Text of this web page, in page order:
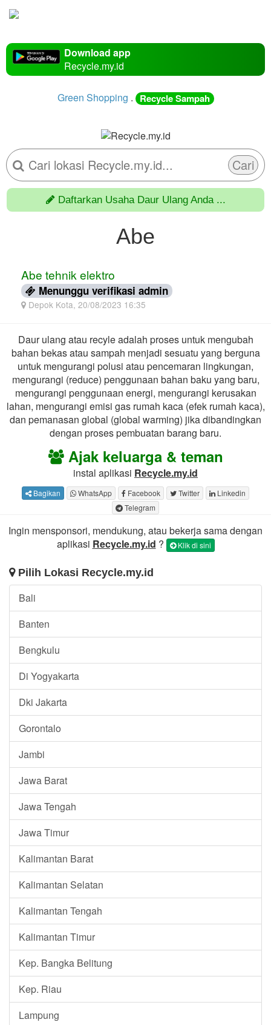
Download app
Recycle.my.id
Green Shopping . Recycle Sampah
Cari
Daftarkan Usaha Daur Ulang Anda ...
Abe
Abe tehnik elektro
Menunggu verifikasi admin
Depok Kota, 20/08/2023 16:35
Daur ulang atau recyle adalah proses untuk mengubah
bahan bekas atau sampah menjadi sesuatu yang berguna
untuk mengurangi polusi atau pencemaran lingkungan,
mengurangi (reduce) penggunaan bahan baku yang baru,
mengurangi penggunaan energi, mengurangi kerusakan
lahan, mengurangi emisi gas rumah kaca (efek rumah kaca),
dan pemanasan global (global warming) jika dibandingkan
dengan proses pembuatan barang baru.
Ajak keluarga & teman
instal aplikasi Recycle.my.id
Bagikan WhatsApp Facebook Twitter
Linkedin
Telegram
Ingin mensponsori, mendukung, atau bekerja sama dengan
aplikasi Recycle.my.id ? Klik di sini
Pilih Lokasi Recycle.my.id
Bali
Banten
Bengkulu
Di Yogyakarta
Dki Jakarta
Gorontalo
Jambi
Jawa Barat
Jawa Tengah
Jawa Timur
Kalimantan Barat
Kalimantan Selatan
Kalimantan Tengah
Kalimantan Timur
Kep. Bangka Belitung
Kep. Riau
Lampung